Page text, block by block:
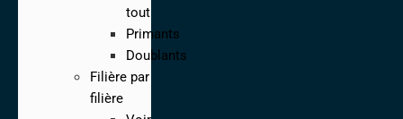
tout
Primants
Doublants
Filière par
filière